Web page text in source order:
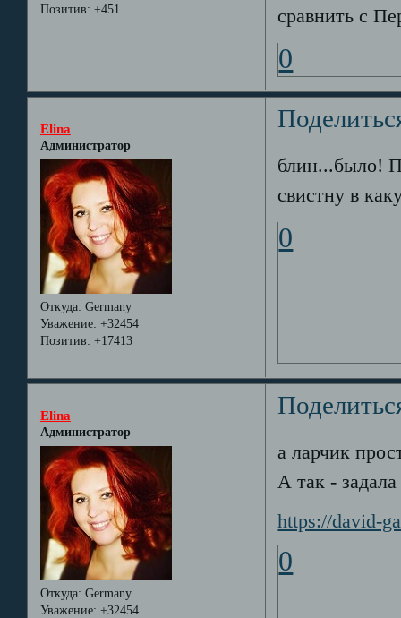
Позитив: +451
сравнить с
0
Elina
Администратор
Откуда: Germany
Уважение: +32454
Позитив: +17413
блин...было!
свистну в
0
Elina
Администратор
Откуда: Germany
Уважение: +32454
а ларчик
А так -
https://david-
0